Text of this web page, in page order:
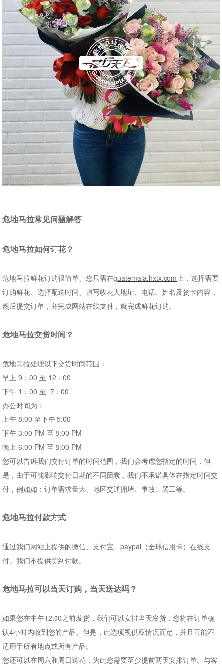
危地马拉常见问题解答
危地马拉如何订花？
危地马拉鲜花订购很简单、您只需在guatemala.hxtx.com上，选择需要
订购鲜花、选择配送时间、填写收花人地址、电话、姓名及贺卡内容，
然后提交订单，并完成网站在线支付，就完成鲜花订购。
危地马拉交货时间 ？
危地马拉处理以下交货时间范围：
早上 9 ： 00 至 12 ： 00
下午 1 ： 00 至 7 ： 00
办公时间为：
上午 8:00 至下午 5:00
下午 3:00 PM 至 8:00 PM
晚上 6:00 PM 至 8:00 PM
您可以告诉我们交付订单的时间范围，我们会考虑您指定的时间，但
是，由于可能影响交付日期的不同因素，我们不承诺具体在指定时间交
付，例如如：订单需求量大、地区交通拥堵、事故、罢工等。
危地马拉付款方式
通过我们网站上提供的微信、支付宝、 paypal （全球信用卡）在线支
付。我们不提供货到付款。
危地马拉可以当天订购，当天送达吗？
如果您在中午12:00之前发货， 我们可以安排当天发货，您将在订单确
认4小时内收到您的产品。但是，此选项视供应情况而定，并且可能不
适用于所有地点或所有产品。
您还可以在周六和周日送花，为此您需要至少提前两天安排订单。与客